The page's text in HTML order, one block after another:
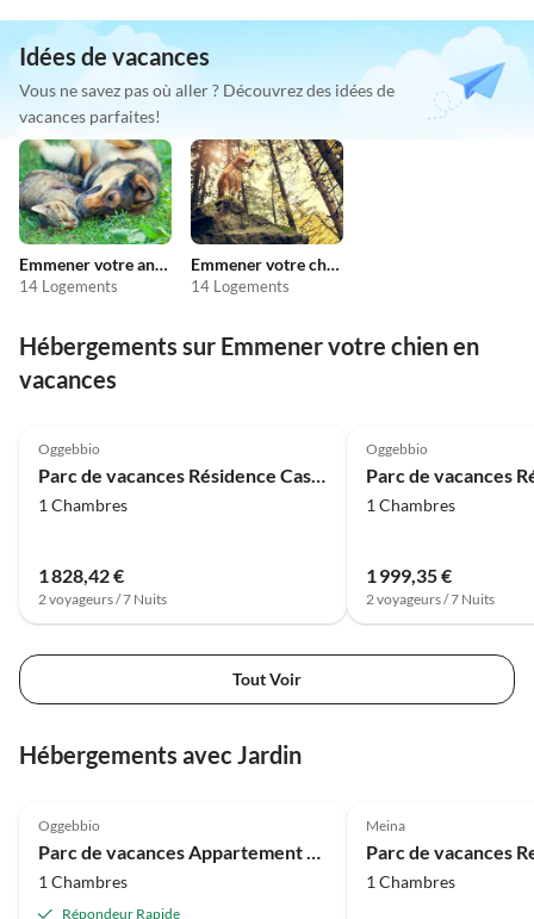
Idées de vacances
Vous ne savez pas où aller ? Découvrez des idées de
vacances parfaites!
Emmener votre animal en vacances
14 Logements
Emmener votre chien en vacances
14 Logements
Hébergements sur Emmener votre chien en
vacances
Oggebbio
Parc de vacances Résidence Casa & Vela avec plage privée, Oggebbio
1 Chambres
1 828,42 €
2 voyageurs / 7 Nuits
Oggebbio
1 Chambres
1 999,35 €
2 voyageurs / 7 Nuits
Tout Voir
Hébergements avec Jardin
Oggebbio
1 Chambres
Répondeur Rapide
Meina
1 Chambres